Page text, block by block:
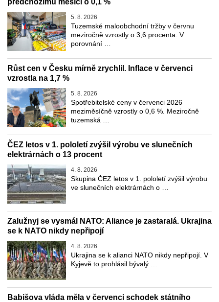
5. 8. 2026
Tuzemské maloobchodní tržby v červnu
meziročně vzrostly o 3,6 procenta. V
porovnání …
Růst cen v Česku mírně zrychlil. Inflace v červenci
vzrostla na 1,7 %
5. 8. 2026
Spotřebitelské ceny v červenci 2026
meziměsíčně vzrostly o 0,6 %. Meziročně
tuzemská …
ČEZ letos v 1. pololetí zvýšil výrobu ve slunečních
elektrárnách o 13 procent
4. 8. 2026
Skupina ČEZ letos v 1. pololetí zvýšil výrobu
ve slunečních elektrárnách o …
Zalužnyj se vysmál NATO: Aliance je zastaralá. Ukrajina
se k NATO nikdy nepřipojí
4. 8. 2026
Ukrajina se k alianci NATO nikdy nepřipojí. V
Kyjevě to prohlásil bývalý …
Babišova vláda měla v červenci schodek státního